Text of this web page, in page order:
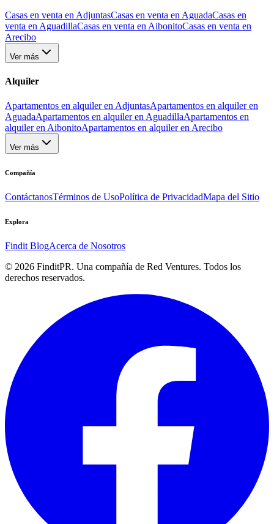
Casas en venta en AdjuntasCasas en venta en AguadaCasas en
venta en AguadillaCasas en venta en AibonitoCasas en venta en
Arecibo
Ver más
Alquiler
Apartamentos en alquiler en AdjuntasApartamentos en alquiler en
AguadaApartamentos en alquiler en AguadillaApartamentos en
alquiler en AibonitoApartamentos en alquiler en Arecibo
Ver más
Compañía
ContáctanosTérminos de UsoPolítica de PrivacidadMapa del Sitio
Explora
Findit BlogAcerca de Nosotros
© 2026 FinditPR. Una compañía de Red Ventures. Todos los
derechos reservados.